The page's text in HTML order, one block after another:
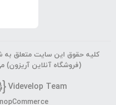
کلیه حقوق این سایت متعلق به
(فروشگاه آنلاین آریزون)
Videvelop Team
nopCommerce